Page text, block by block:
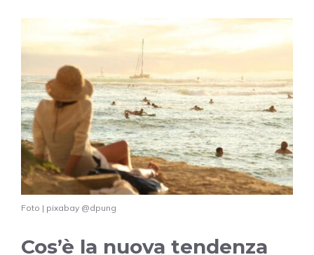
Foto | pixabay @dpung
Cos’è la nuova tendenza